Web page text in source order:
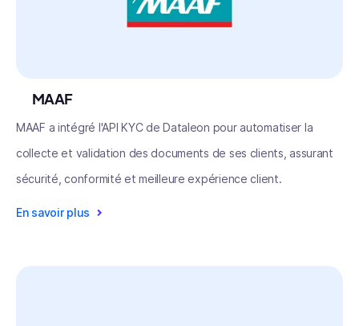
MAAF
MAAF a intégré l'API KYC de Dataleon pour automatiser la
collecte et validation des documents de ses clients, assurant
sécurité, conformité et meilleure expérience client.
En savoir plus